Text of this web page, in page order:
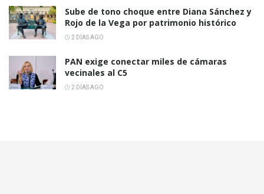
Sube de tono choque entre Diana Sánchez y
Rojo de la Vega por patrimonio histórico
2 DÍAS AGO
PAN exige conectar miles de cámaras
vecinales al C5
2 DÍAS AGO